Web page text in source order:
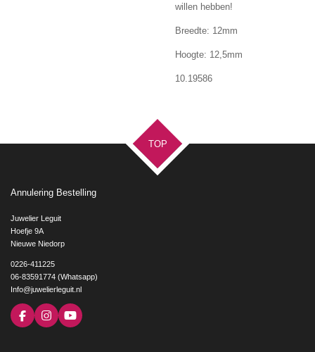
willen hebben!
Breedte: 12mm
Hoogte: 12,5mm
10.19586
TOP
Annulering Bestelling
Juwelier Leguit
Hoefje 9A
Nieuwe Niedorp
0226-411225
06-83591774 (Whatsapp)
Info@juwelierleguit.nl
F
a
I
n
Y
o